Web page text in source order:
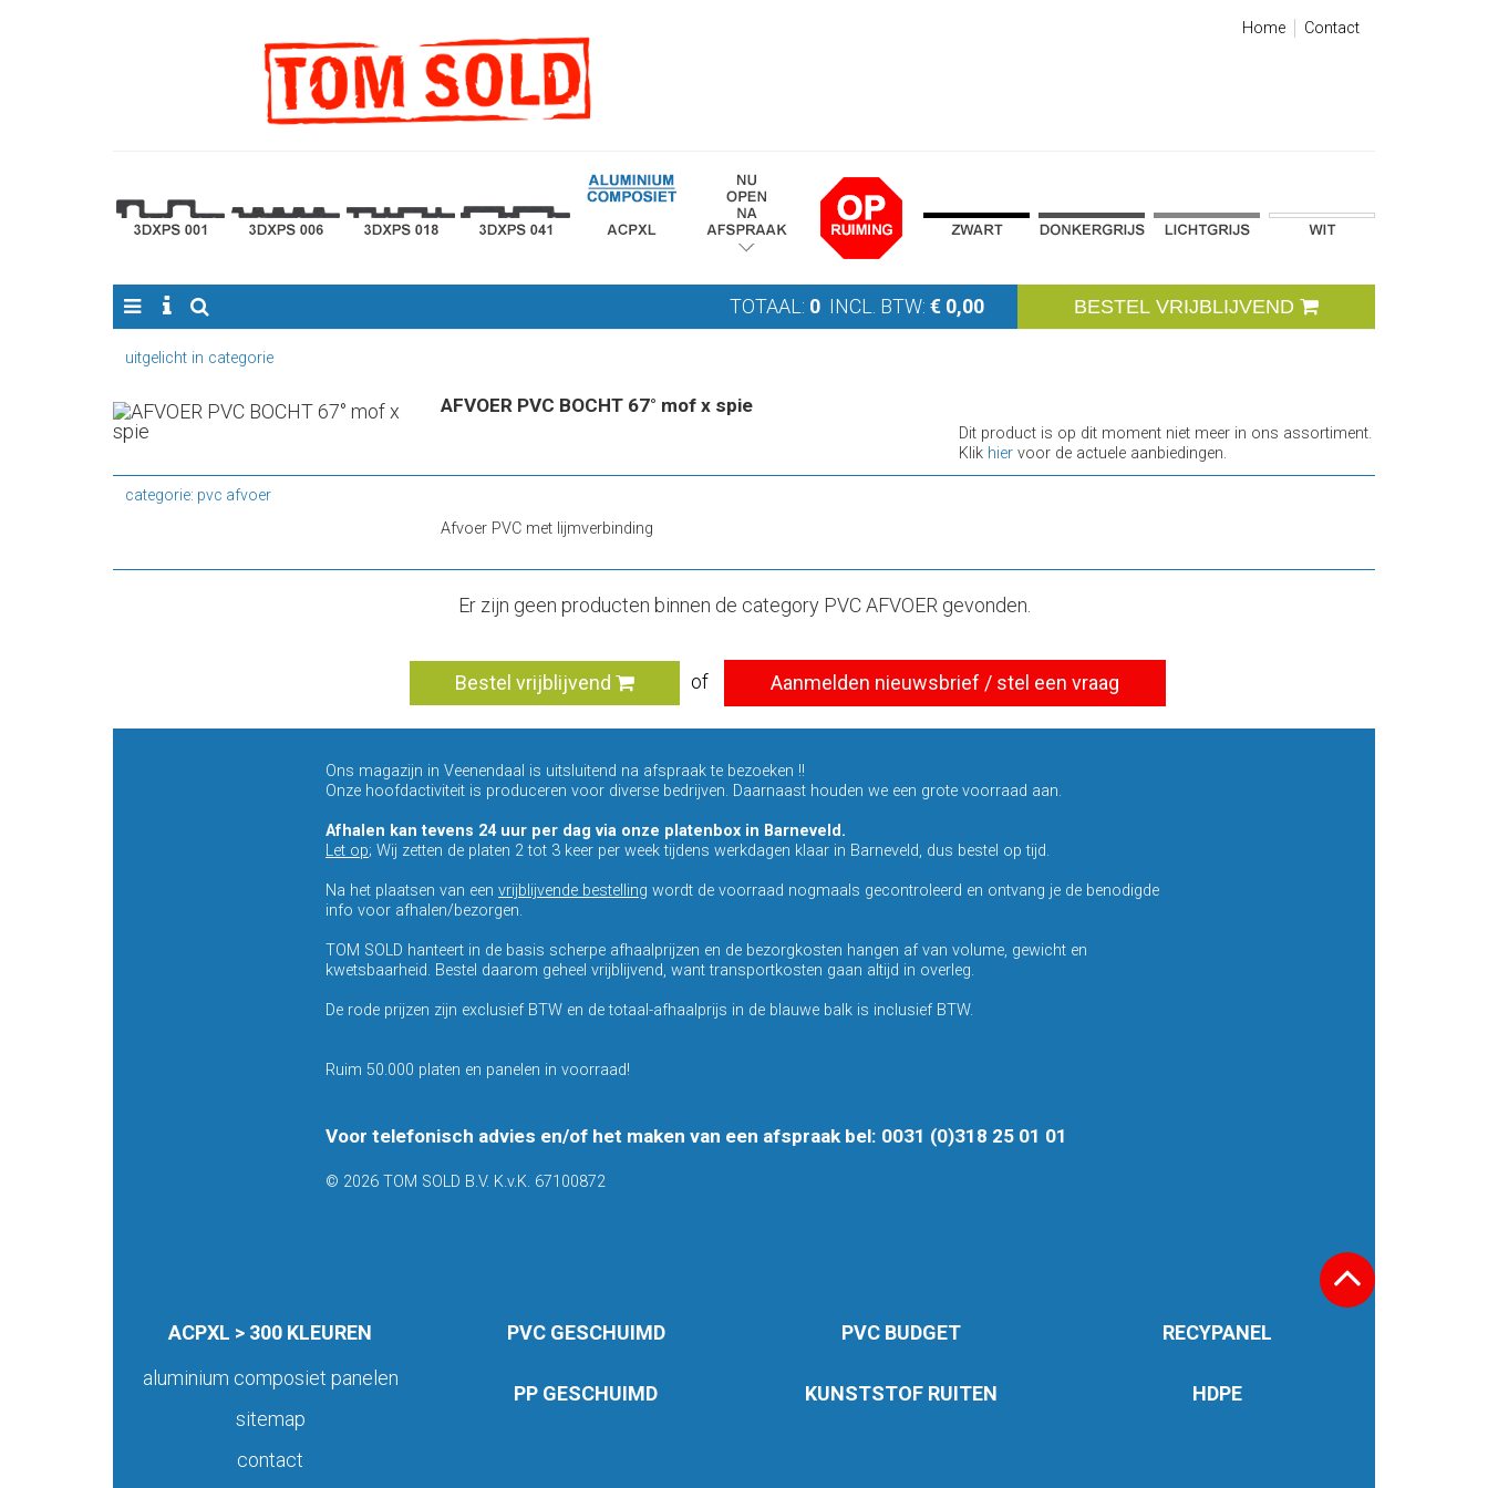
Home Contact
TOTAAL: 0 INCL. BTW: € 0,00 BESTEL VRIJBLIJVEND
uitgelicht in categorie
AFVOER PVC BOCHT 67° mof x spie
Dit product is op dit moment niet meer in ons assortiment.
Klik hiervoor de actuele aanbiedingen.
categorie: pvc afvoer
Afvoer PVC met lijmverbinding
Er zijn geen producten binnen de category PVC AFVOER gevonden.
Bestel vrijblijvend of Aanmelden nieuwsbrief / stel een vraag
Ons magazijn in Veenendaal is uitsluitend na afspraak te bezoeken !!
Onze hoofdactiviteit is produceren voor diverse bedrijven. Daarnaast houden we een grote voorraad aan.
Afhalen kan tevens 24 uur per dag via onze platenbox in Barneveld.
Let op; Wij zetten de platen 2 tot 3 keer per week tijdens werkdagen klaar in Barneveld, dus bestel op tijd.
Na het plaatsen van een vrijblijvende bestelling wordt de voorraad nogmaals gecontroleerd en ontvang je de benodigde
info voor afhalen/bezorgen.
TOM SOLD hanteert in de basis scherpe afhaalprijzen en de bezorgkosten hangen af van volume, gewicht en
kwetsbaarheid. Bestel daarom geheel vrijblijvend, want transportkosten gaan altijd in overleg.
De rode prijzen zijn exclusief BTW en de totaal-afhaalprijs in de blauwe balk is inclusief BTW.
Ruim 50.000 platen en panelen in voorraad!
Voor telefonisch advies en/of het maken van een afspraak bel: 0031 (0)318 25 01 01
© 2026 TOM SOLD B.V. K.v.K. 67100872
ACPXL > 300 KLEUREN
aluminium composiet panelen
sitemap
contact
PVC GESCHUIMD PVC BUDGET RECYPANEL
PP GESCHUIMD KUNSTSTOF RUITEN HDPE